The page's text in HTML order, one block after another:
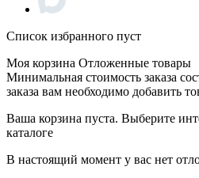
Список избранного пуст
Моя корзина Отложенные товары
Минимальная стоимость заказа
заказа вам необходимо добавить
Ваша корзина пуста. Выберите
каталоге
В настоящий момент у вас нет